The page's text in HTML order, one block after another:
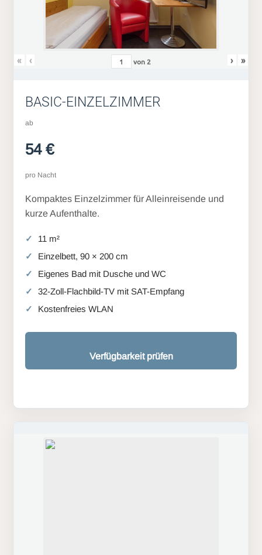
« ‹ von 2 › »
BASIC-EINZELZIMMER
ab
54 €
pro Nacht
Kompaktes Einzelzimmer für Alleinreisende und
kurze Aufenthalte.
11 m²
Einzelbett, 90 × 200 cm
Eigenes Bad mit Dusche und WC
32-Zoll-Flachbild-TV mit SAT-Empfang
Kostenfreies WLAN
Verfügbarkeit prüfen